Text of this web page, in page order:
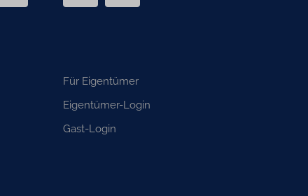
Navigation
Für Eigentümer
Eigentümer-Login
Gast-Login